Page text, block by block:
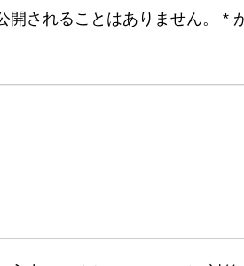
開されることはありません。 *